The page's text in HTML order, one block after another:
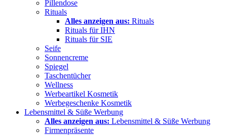
Pillendose
Rituals
Alles anzeigen aus: Rituals
Rituals für IHN
Rituals für SIE
Seife
Sonnencreme
Spiegel
Taschentücher
Wellness
Werbeartikel Kosmetik
Werbegeschenke Kosmetik
Lebensmittel & Süße Werbung
Alles anzeigen aus: Lebensmittel & Süße Werbung
Firmenpräsente